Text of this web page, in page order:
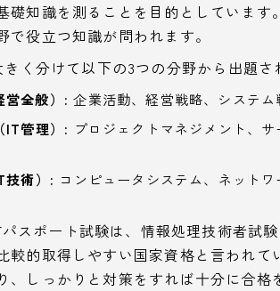
礎知識を測ることを目的としています
で役立つ知識が問われます。
く分けて以下の3つの分野から出題さ
営全般）: 企業活動、経営戦略、システム
IT管理）: プロジェクトマネジメント、
技術）: コンピュータシステム、ネット
パスポート試験は、情報処理技術者試
較的取得しやすい国家資格と言われて
、しっかりと対策をすれば十分に合格